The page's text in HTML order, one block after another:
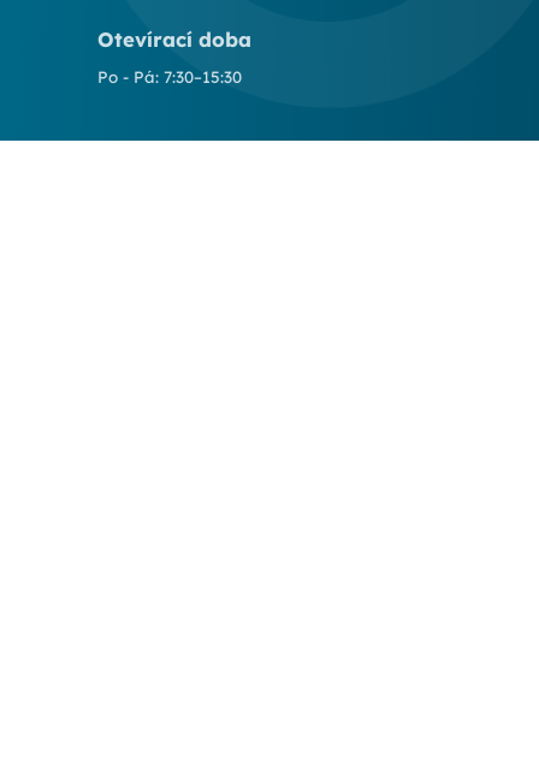
Otevírací doba
Po - Pá: 7:30–15:30